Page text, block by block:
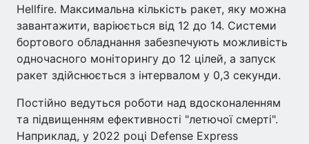
Hellfire. Максимальна кількість ракет, яку можна
завантажити, варіюється від 12 до 14. Системи
бортового обладнання забезпечують можливість
одночасного моніторингу до 12 цілей, а запуск
ракет здійснюється з інтервалом у 0,3 секунди.
Постійно ведуться роботи над вдосконаленням
та підвищенням ефективності "летючої смерті".
Наприклад, у 2022 році Defense Express